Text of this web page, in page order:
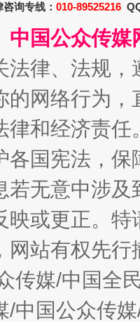
从
酒驾
询专线： 010-89525216
中国公众传
法律、法规
的网络行为
律和经济责
各国宪法，
若无意中涉
映或更正。
网站有权先
传媒/中国全
/中国公众传